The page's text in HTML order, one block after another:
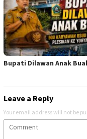
Bupati Dilawan Anak
Leave a Reply
Your email address will not be